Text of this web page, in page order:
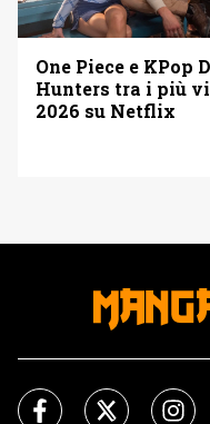
One Piece e KPop
Hunters tra i più
2026 su Netflix